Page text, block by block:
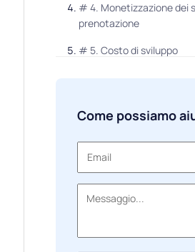
# 4. Monetizzazione dei
prenotazione
# 5. Costo di sviluppo
Come possiamo